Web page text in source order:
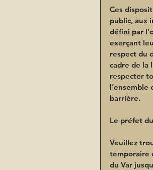
Ces
public, aux
défini par
exerçant
respect du
cadre de la
respecter
barrière.
Le préfet
Veuillez
temporaire
du Var